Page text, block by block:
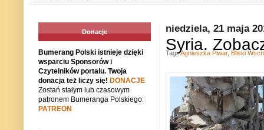
niedziela, 21 maja
Syria.
Tagi:Agnieszka Piwar, Bliski
Donacje
Bumerang Polski istnieje dzięki
wsparciu Sponsorów i
Czytelników portalu. Twoja
donacja też liczy się! DONACJE
Zostań stałym lub czasowym
patronem Bumeranga Polskiego:
PATREON